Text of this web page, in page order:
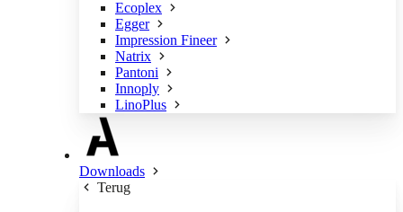
Ecoplex
Egger
Impression Fineer
Natrix
Pantoni
Innoply
LinoPlus
Downloads
Terug